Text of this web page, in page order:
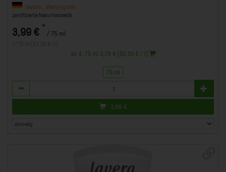
lavera , Wennigsen
zertifizierte Naturkosmetik
3,99 € * / 75 ml
ab 4: 75 ml 3,79 € (50,53 € / l)
75 ml
Anzahl
3,99 €